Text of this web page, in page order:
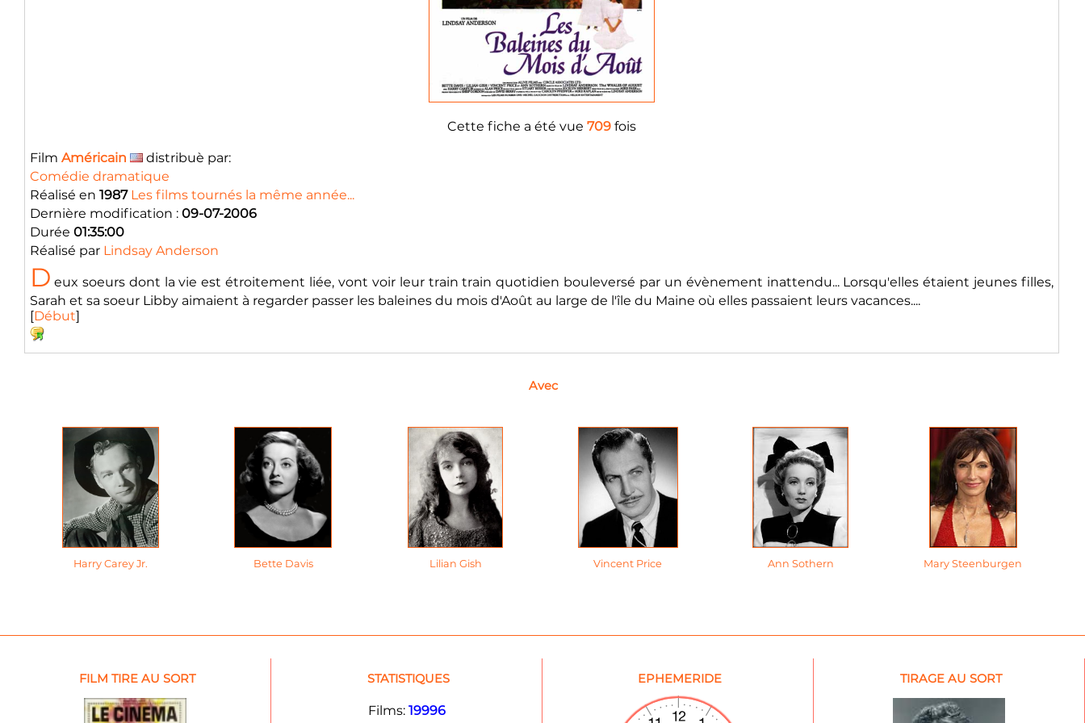
Cette fiche a été vue 709 fois
Film Américain
distribuè par:
Comédie dramatique
Réalisé en 1987 Les films tournés la même année...
Dernière modification : 09-07-2006
Durée 01:35:00
Réalisé par Lindsay Anderson
D eux soeurs dont la vie est étroitement liée, vont voir leur train train quotidien bouleversé par un évènement inattendu... Lorsqu'elles étaient jeunes filles,
Sarah et sa soeur Libby aimaient à regarder passer les baleines du mois d'Août au large de l'île du Maine où elles passaient leurs vacances....
[Début]
Avec
Harry Carey Jr. Bette Davis Lilian Gish Vincent Price Ann Sothern Mary Steenburgen
FILM TIRE AU SORT STATISTIQUES
Films: 19996
EPHEMERIDE TIRAGE AU SORT